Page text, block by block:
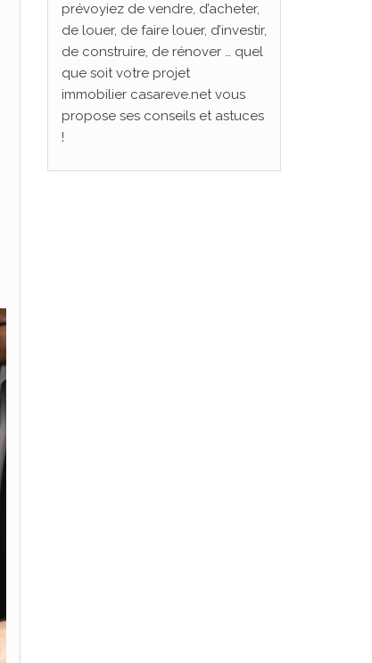
prévoyiez de vendre, d’acheter,
de louer, de faire louer, d’investir,
de construire, de rénover … quel
que soit votre projet
immobilier casareve.net vous
propose ses conseils et astuces
!